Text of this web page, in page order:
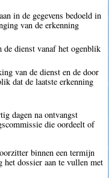
in de gegevens bedoeld in
van de erkenning
de dienst vanaf het ogenblik
van de dienst en de door
dat de laatste erkenning
dagen na ontvangst
die oordeelt of
binnen een termijn
het dossier aan te vullen met